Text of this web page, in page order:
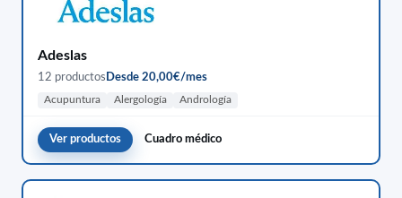
Adeslas
12 productos Desde 20,00€/mes
Acupuntura Alergología Andrología
Ver productos Cuadro médico